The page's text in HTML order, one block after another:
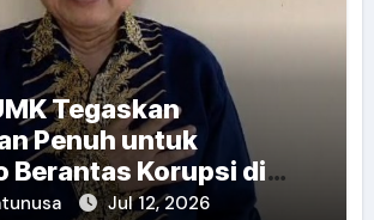
Tegaskan
Penuh untuk
Berantas Korupsi di
Pemerintahan
Jul 12, 2026